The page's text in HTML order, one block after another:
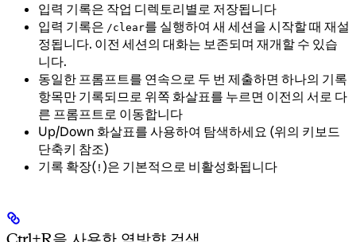
입력 기록은 작업 디렉토리별로 저장됩니다
입력 기록은 /clear를 실행하여 새 세션을 시작할 때 재설
정됩니다. 이전 세션의 대화는 보존되며 재개할 수 있습
니다.
동일한 프롬프트를 연속으로 두 번 제출하면 하나의 기록
항목만 기록되므로 위쪽 화살표를 누르면 이전의 서로 다
른 프롬프트로 이동합니다
Up/Down 화살표를 사용하여 탐색하세요 (위의 키보드
단축키 참조)
기록 확장( ! )은 기본적으로 비활성화됩니다